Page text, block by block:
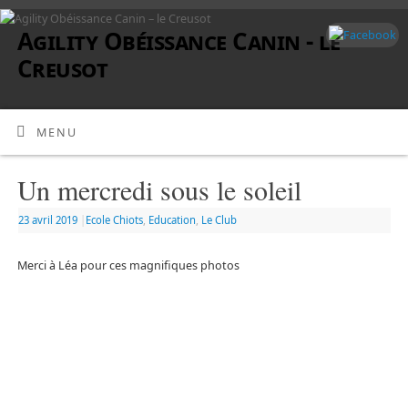
Agility Obéissance Canin - le
Creusot
MENU
Un mercredi sous le soleil
23 avril 2019 Ecole Chiots, Education Le Club
Merci à Léa pour ces magnifiques photos